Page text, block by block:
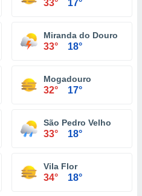
33° 17°
Miranda do Douro
33° 18°
Mogadouro
32° 17°
São Pedro Velho
33° 18°
Vila Flor
34° 18°